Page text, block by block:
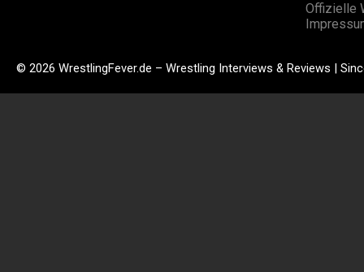
Offizielle
© 2026 WrestlingFever.de – Wrestling Interviews & Reviews |